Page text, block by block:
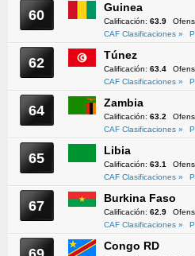
60 Guinea
Calificación: 63.9
CAF Clasificaciones »
62 Túnez
Calificación: 63.4
CAF Clasificaciones »
64 Zambia
Calificación: 63.2
CAF Clasificaciones »
65 Libia
Calificación: 63.1
CAF Clasificaciones »
67 Burkina Faso
Calificación: 62.9
CAF Clasificaciones »
Congo RD